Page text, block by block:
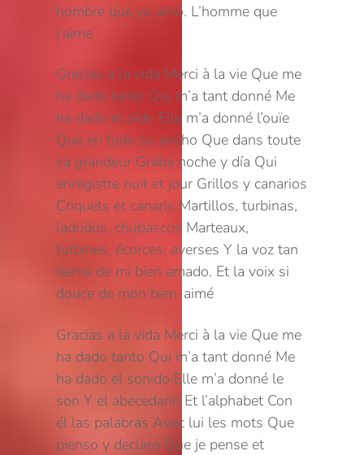
hombre que yo amo. L’homme que
j’aime
Gracias a la vida Merci à la vie Que me
ha dado tanto Qui m’a tant donné Me
ha dado el oído Elle m’a donné l’ouïe
Que en todo su ancho Que dans toute
sa grandeur Graba noche y día Qui
enregistre nuit et jour Grillos y canarios
Criquets et canaris Martillos, turbinas,
ladridos, chubascos Marteaux,
turbines, écorces, averses Y la voz tan
tierna de mi bien amado. Et la voix si
douce de mon bien-aimé
Gracias a la vida Merci à la vie Que me
ha dado tanto Qui m’a tant donné Me
ha dado el sonido Elle m’a donné le
son Y el abecedario Et l’alphabet Con
él las palabras Avec lui les mots Que
pienso y declaro Que je pense et